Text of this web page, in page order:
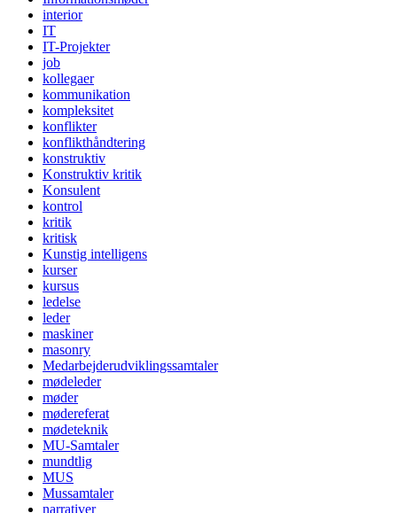
interior
IT
IT-Projekter
job
kollegaer
kommunikation
kompleksitet
konflikter
konflikthåndtering
konstruktiv
Konstruktiv kritik
Konsulent
kontrol
kritik
kritisk
Kunstig intelligens
kurser
kursus
ledelse
leder
maskiner
masonry
Medarbejderudviklingssamtaler
mødeleder
møder
mødereferat
mødeteknik
MU-Samtaler
mundtlig
MUS
Mussamtaler
narrativer